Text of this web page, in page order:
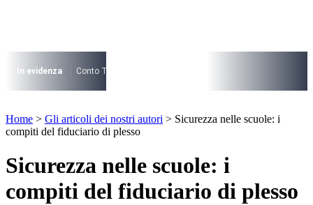
I più cercati
Lorem ipsum dolor sit amet consectetur
Lorem ipsum dolor sit amet consectetur
In evidenza Conto Termico
Lorem ipsum dolor sit amet consectetur
Home > Gli articoli dei nostri autori > Sicurezza nelle scuole: i
compiti del fiduciario di plesso
Sicurezza nelle scuole: i
compiti del fiduciario di plesso